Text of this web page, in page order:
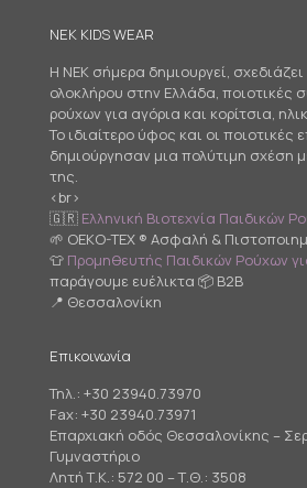
NEK KIDS WEAR
Η NEK σήμερα δημιουργεί,
ολοκλήρου στην Ελλάδα, ποιοτικές
ρούχων για αγόρια και κορίτσια,
Το ιδιαίτερο ύφος και οι ποιοτικές
δημιούργησαν μια πολύτιμη σχέση
της.
<br>
🇬🇷 Ελληνική Βιοτεχνία Παιδικών
🌱 OEKO-TEX ® Ασφαλή &
👕 Προμηθευτής Παιδικών Ρούχων
παράγουμε ευέλικτα 📦 B2B
📍 Θεσσαλονίκη
Επικοινωνία
Τηλ.: +30 23940.73970
Fax: +30 23940.73971
Επαρχιακή οδός Θεσσαλονίκης –
Γυμναστήριο
Λητή Τ.Κ.: 572 00 – Τ.Θ.: 3508